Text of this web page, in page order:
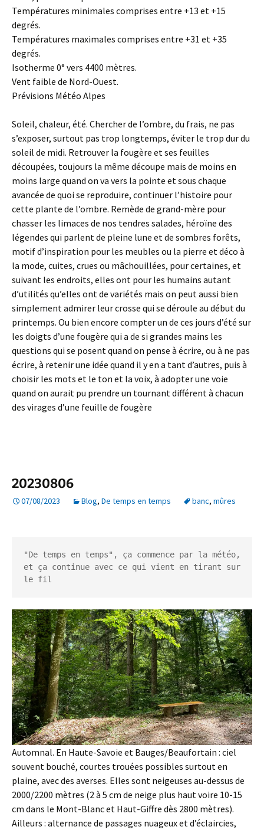
Températures minimales comprises entre +13 et +15
degrés.
Températures maximales comprises entre +31 et +35
degrés.
Isotherme 0° vers 4400 mètres.
Vent faible de Nord-Ouest.
Prévisions Météo Alpes
Soleil, chaleur, été. Chercher de l’ombre, du frais, ne pas
s’exposer, surtout pas trop longtemps, éviter le trop dur du
soleil de midi. Retrouver la fougère et ses feuilles
découpées, toujours la même découpe mais de moins en
moins large quand on va vers la pointe et sous chaque
avancée de quoi se reproduire, continuer l’histoire pour
cette plante de l’ombre. Remède de grand-mère pour
chasser les limaces de nos tendres salades, héroïne des
légendes qui parlent de pleine lune et de sombres forêts,
motif d’inspiration pour les meubles ou la pierre et déco à
la mode, cuites, crues ou mâchouillées, pour certaines, et
suivant les endroits, elles ont pour les humains autant
d’utilités qu’elles ont de variétés mais on peut aussi bien
simplement admirer leur crosse qui se déroule au début du
printemps. Ou bien encore compter un de ces jours d’été sur
les doigts d’une fougère qui a de si grandes mains les
questions qui se posent quand on pense à écrire, ou à ne pas
écrire, à retenir une idée quand il y en a tant d’autres, puis à
choisir les mots et le ton et la voix, à adopter une voie
quand on aurait pu prendre un tournant différent à chacun
des virages d’une feuille de fougère
20230806
07/08/2023 Blog, De temps en temps banc, mûres
"De temps en temps", ça commence par la météo,
et ça continue avec ce qui vient en tirant sur
le fil
Automnal. En Haute-Savoie et Bauges/Beaufortain : ciel
souvent bouché, courtes trouées possibles surtout en
plaine, avec des averses. Elles sont neigeuses au-dessus de
2000/2200 mètres (2 à 5 cm de neige plus haut voire 10-15
cm dans le Mont-Blanc et Haut-Giffre dès 2800 mètres).
Ailleurs : alternance de passages nuageux et d’éclaircies,